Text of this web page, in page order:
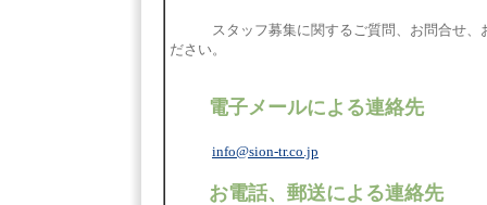
スタッフ募集に関するご質問、お問合せ、
ださい。
電子メールによる連絡先
info@sion-tr.co.jp
お電話、郵送による連絡先